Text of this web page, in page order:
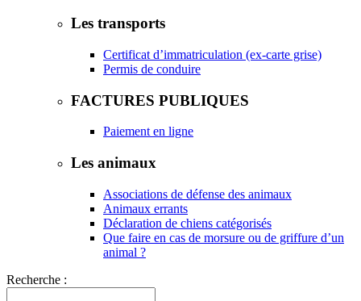
Les transports
Certificat d’immatriculation (ex-carte grise)
Permis de conduire
FACTURES PUBLIQUES
Paiement en ligne
Les animaux
Associations de défense des animaux
Animaux errants
Déclaration de chiens catégorisés
Que faire en cas de morsure ou de griffure d’un
animal ?
Recherche :